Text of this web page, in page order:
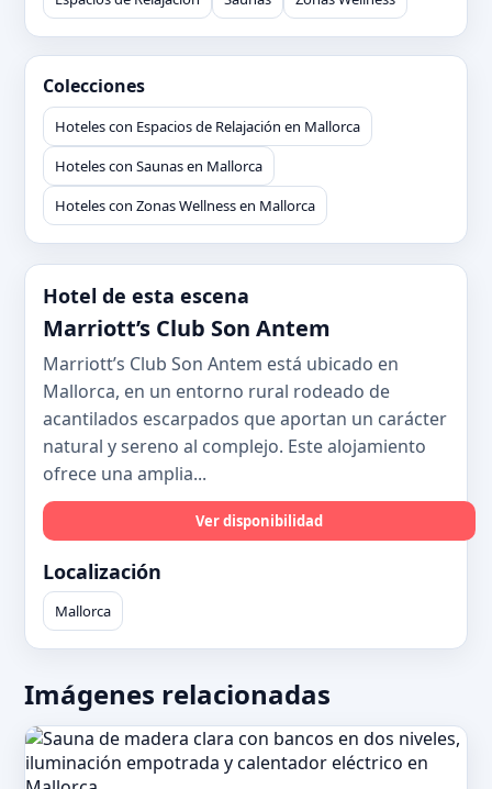
Colecciones
Hoteles con Espacios de Relajación en Mallorca
Hoteles con Saunas en Mallorca
Hoteles con Zonas Wellness en Mallorca
Hotel de esta escena
Marriott’s Club Son Antem
Marriott’s Club Son Antem está ubicado en
Mallorca, en un entorno rural rodeado de
acantilados escarpados que aportan un carácter
natural y sereno al complejo. Este alojamiento
ofrece una amplia...
Ver disponibilidad
Localización
Mallorca
Imágenes relacionadas